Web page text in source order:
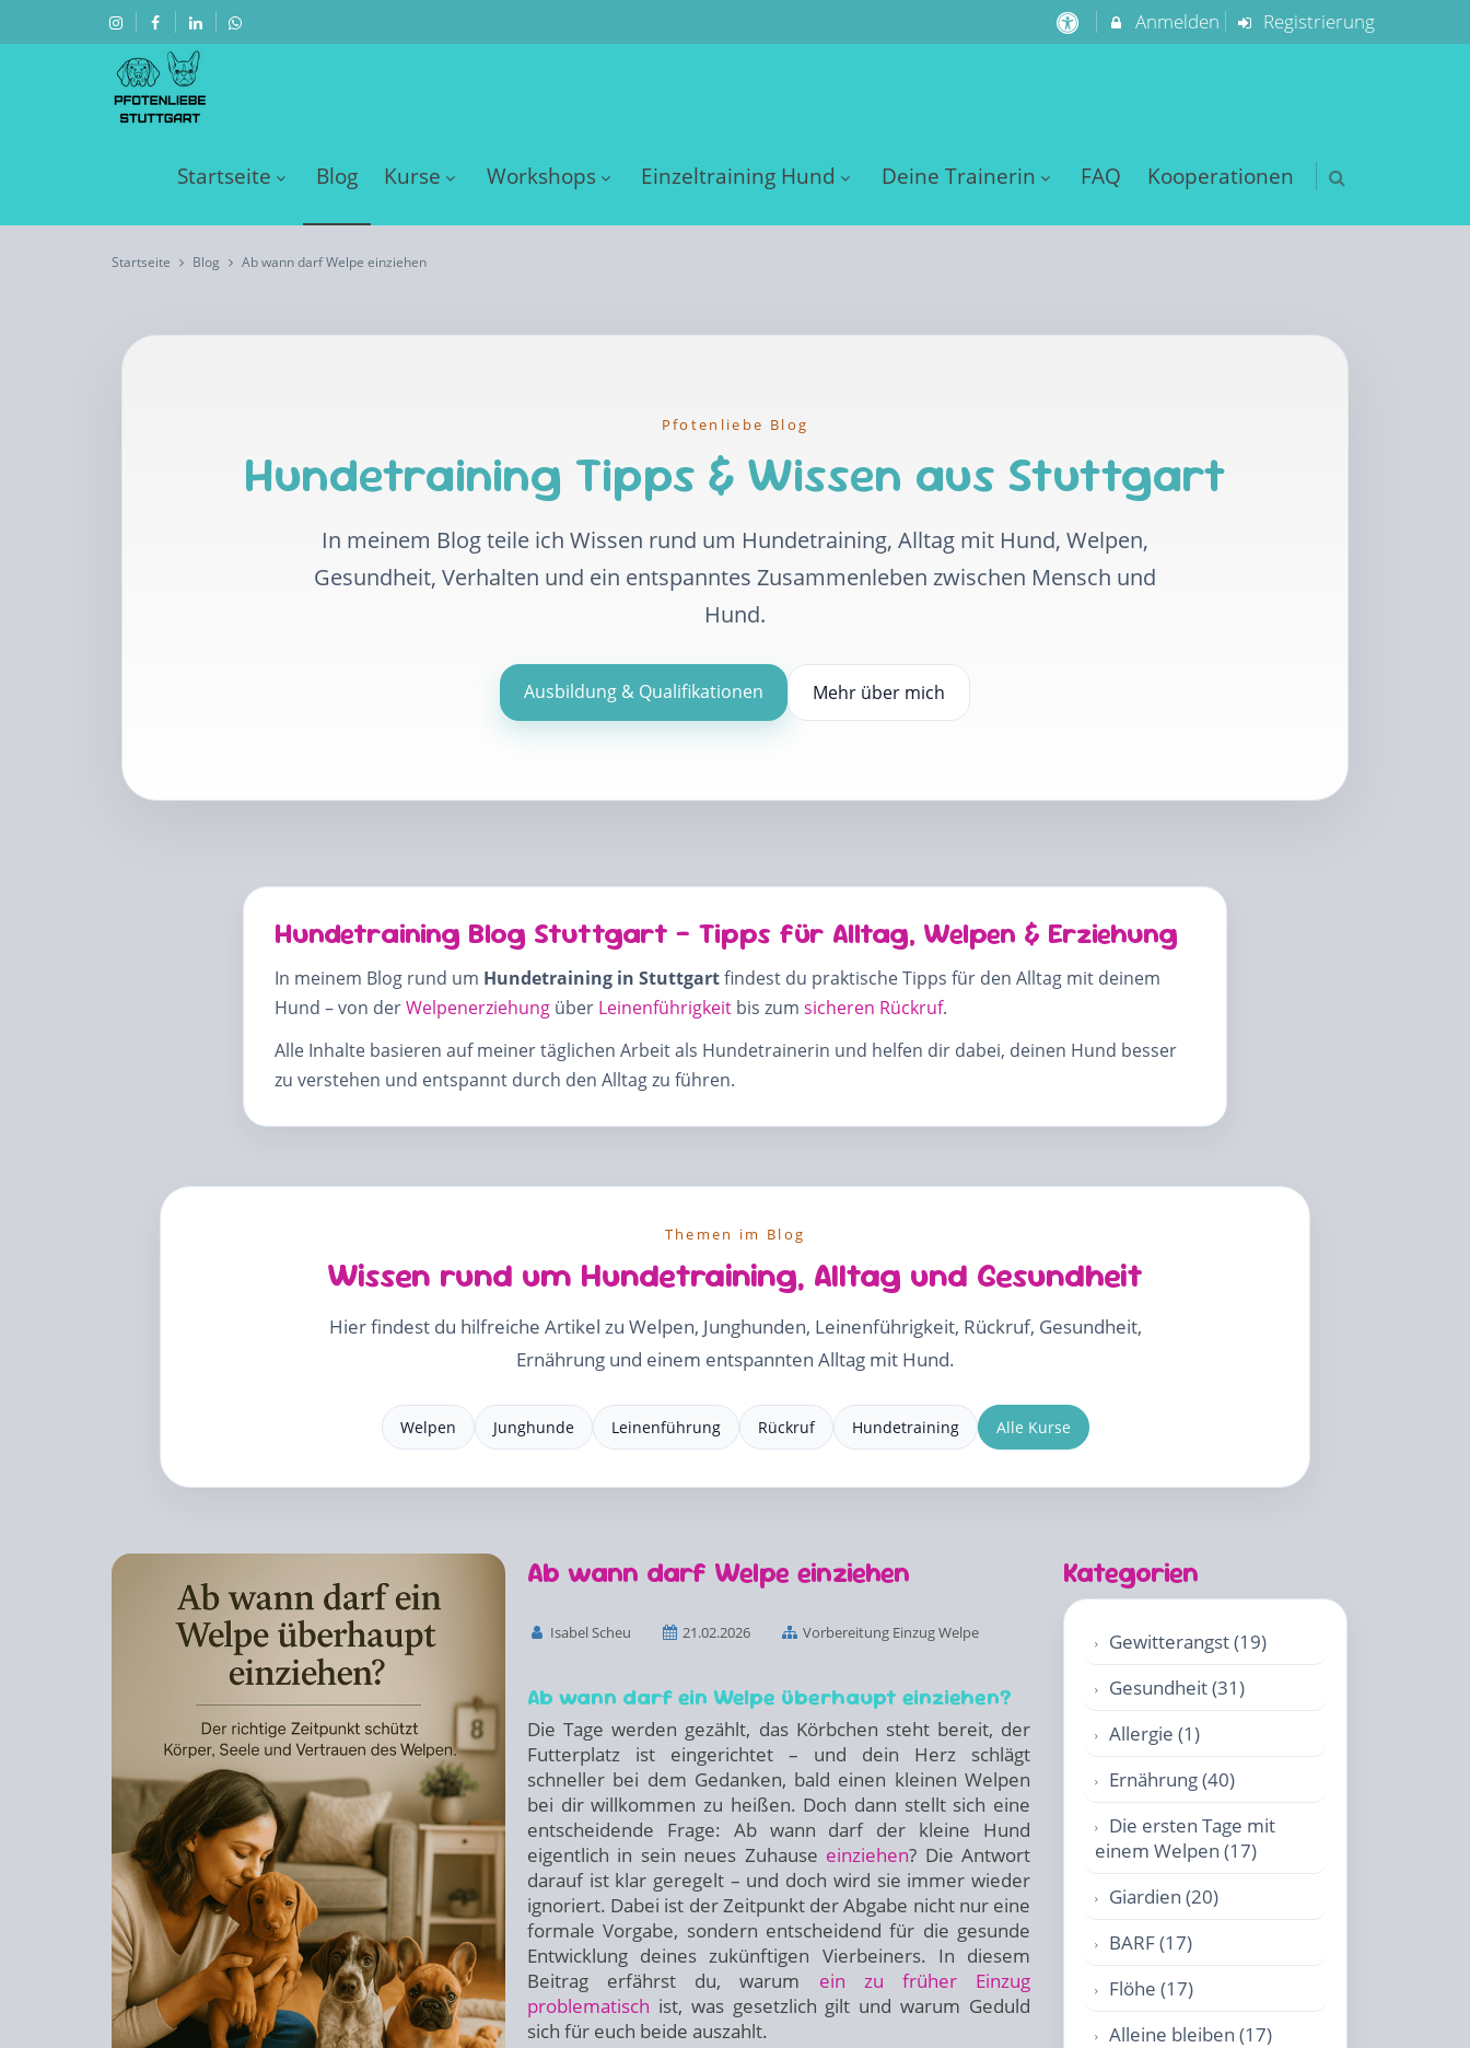
Anmelden Registrierung
Startseite Blog Kurse Workshops Einzeltraining Hund Deine Trainerin FAQ Kooperationen
Startseite Blog Ab wann darf Welpe einziehen
Pfotenliebe Blog
Hundetraining Tipps & Wissen aus Stuttgart
In meinem Blog teile ich Wissen rund um Hundetraining, Alltag mit Hund, Welpen,
Gesundheit, Verhalten und ein entspanntes Zusammenleben zwischen Mensch und
Hund.
Ausbildung & Qualifikationen Mehr über mich
Hundetraining Blog Stuttgart – Tipps für Alltag, Welpen & Erziehung
In meinem Blog rund um Hundetraining in Stuttgartfindest du praktische Tipps für den Alltag mit deinem
Hund – von derWelpenerziehung über Leinenführigkeit bis zum sicheren Rückruf.
Alle Inhalte basieren auf meiner täglichen Arbeit als Hundetrainerin und helfen dir dabei, deinen Hund besser
zu verstehen und entspannt durch den Alltag zu führen.
Themen im Blog
Wissen rund um Hundetraining, Alltag und Gesundheit
Hier findest du hilfreiche Artikel zu Welpen, Junghunden, Leinenführigkeit, Rückruf, Gesundheit,
Ernährung und einem entspannten Alltag mit Hund.
Welpen Junghunde Leinenführung Rückruf Hundetraining Alle Kurse
Ab wann darf Welpe einziehen
Isabel Scheu 21.02.2026 Vorbereitung Einzug Welpe
Ab wann darf ein Welpe überhaupt einziehen?
Die Tage werden gezählt, das Körbchen steht bereit, der
Futterplatz ist eingerichtet – und dein Herz schlägt
schneller bei dem Gedanken, bald einen kleinen Welpen
bei dir willkommen zu heißen. Doch dann stellt sich eine
entscheidende Frage: Ab wann darf der kleine Hund
eigentlich in sein neues Zuhause einziehen? Die Antwort
darauf ist klar geregelt – und doch wird sie immer wieder
ignoriert. Dabei ist der Zeitpunkt der Abgabe nicht nur eine
formale Vorgabe, sondern entscheidend für die gesunde
Entwicklung deines zukünftigen Vierbeiners. In diesem
Beitrag erfährst du, warum ein zu früher Einzug
problematisch ist, was gesetzlich gilt und warum Geduld
sich für euch beide auszahlt.
Kategorien
Gewitterangst (19)
Gesundheit (31)
Allergie (1)
Ernährung (40)
Die ersten Tage mit
einem Welpen (17)
Giardien (20)
BARF (17)
Flöhe (17)
Alleine bleiben (17)